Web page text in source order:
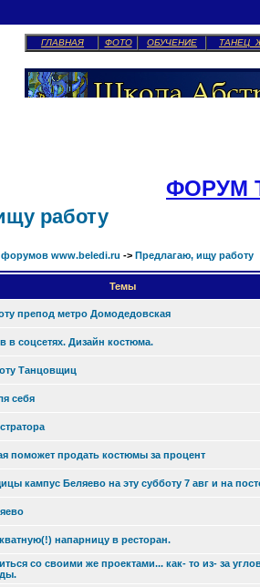
ГЛАВНАЯ ФОТО ОБУЧЕНИЕ ТАНЕЦ
ФОРУМ
работу
www.beledi.ru -> Предлагаю, ищу работу
Темы
препод метро Домодедовская
в соцсетях. Дизайн костюма.
Танцовщиц
себя
поможет продать костюмы за процент
кампус Беляево на эту субботу 7 авг и на
напарницу в ресторан.
со своими же проектами... как- то из- за